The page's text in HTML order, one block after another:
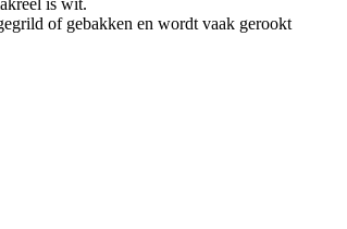
is wit.
of gebakken en wordt vaak gerookt